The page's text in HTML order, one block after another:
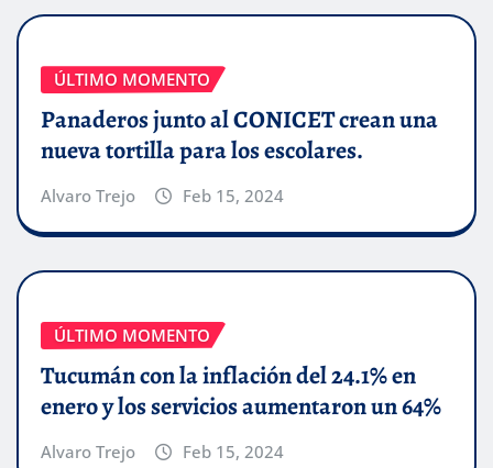
ÚLTIMO MOMENTO
Panaderos junto al CONICET crean una
nueva tortilla para los escolares.
Alvaro Trejo Feb 15, 2024
ÚLTIMO MOMENTO
Tucumán con la inflación del 24.1% en
enero y los servicios aumentaron un 64%
Alvaro Trejo Feb 15, 2024